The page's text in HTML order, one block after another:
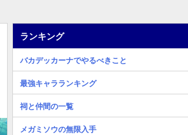
ランキング
バカデッカーナでやるべきこと
最強キャラランキング
祠と仲間の一覧
メガミソウの無限入手